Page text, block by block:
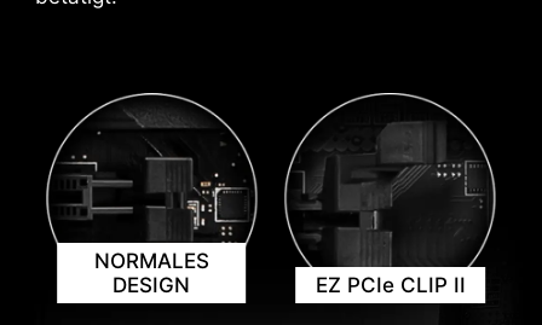
NORMALES
DESIGN
EZ PCIe CLIP II
11 Build 22H2 verfügbar.